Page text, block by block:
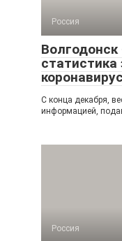
Россия
статистика
С конца декабря,
информацией,
Россия